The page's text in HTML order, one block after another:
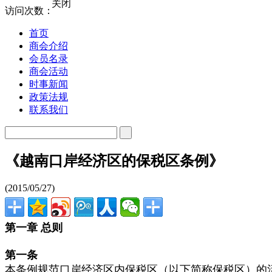
访问次数：
首页
商会介绍
会员名录
商会活动
时事新闻
政策法规
联系我们
《越南口岸经济区的保税区条例》
(2015/05/27)
第一章 总则
第一条
本条例规范口岸经济区内保税区（以下简称保税区）的
关闭